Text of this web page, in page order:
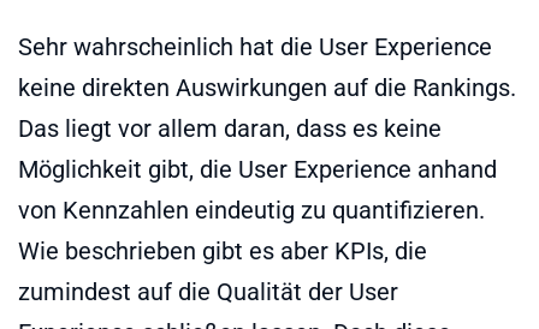
Sehr wahrscheinlich hat die User Experience
keine direkten Auswirkungen auf die Rankings.
Das liegt vor allem daran, dass es keine
Möglichkeit gibt, die User Experience anhand
von Kennzahlen eindeutig zu quantifizieren.
Wie beschrieben gibt es aber KPIs, die
zumindest auf die Qualität der User